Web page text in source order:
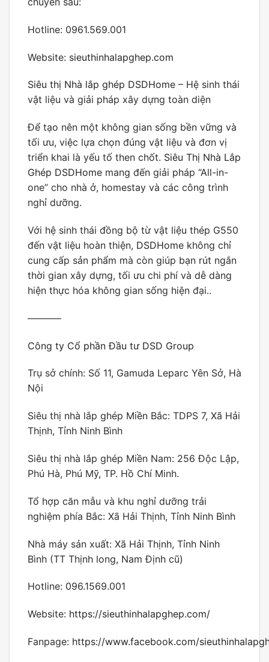
Hotline: 0961.569.001
Website: sieuthinhalapghep.com
Siêu thị Nhà lắp ghép DSDHome – Hệ sinh thái
vật liệu và giải pháp xây dựng toàn diện
Để tạo nên một không gian sống bền vững và
tối ưu, việc lựa chọn đúng vật liệu và đơn vị
triển khai là yếu tố then chốt. Siêu Thị Nhà Lắp
Ghép DSDHome mang đến giải pháp “All-in-
one” cho nhà ở, homestay và các công trình
nghỉ dưỡng.
Với hệ sinh thái đồng bộ từ vật liệu thép G550
đến vật liệu hoàn thiện, DSDHome không chỉ
cung cấp sản phẩm mà còn giúp bạn rút ngắn
thời gian xây dựng, tối ưu chi phí và dễ dàng
hiện thực hóa không gian sống hiện đại..
———–
Công ty Cổ phần Đầu tư DSD Group
Trụ sở chính: Số 11, Gamuda Leparc Yên Sở, Hà
Nội
Siêu thị nhà lắp ghép Miền Bắc: TDPS 7, Xã Hải
Thịnh, Tỉnh Ninh Bình
Siêu thị nhà lắp ghép Miền Nam: 256 Độc Lập,
Phú Hà, Phú Mỹ, TP. Hồ Chí Minh.
Tổ hợp căn mẫu và khu nghỉ dưỡng trải
nghiệm phía Bắc: Xã Hải Thịnh, Tỉnh Ninh Bình
Nhà máy sản xuất: Xã Hải Thịnh, Tỉnh Ninh
Bình (TT Thịnh long, Nam Định cũ)
Hotline: 096.1569.001
Website: https://sieuthinhalapghep.com/
Fanpage: https://www.facebook.com/